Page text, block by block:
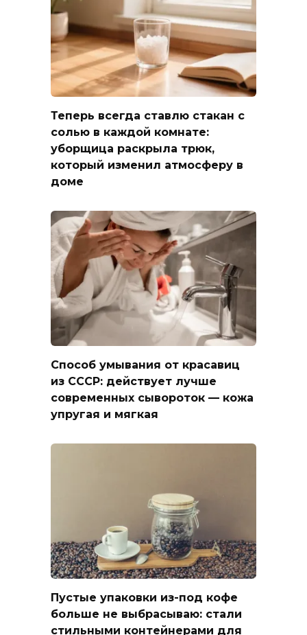
Теперь всегда ставлю стакан с
солью в каждой комнате:
уборщица раскрыла трюк,
который изменил атмосферу в
доме
Способ умывания от красавиц
из СССР: действует лучше
современных сывороток — кожа
упругая и мягкая
Пустые упаковки из-под кофе
больше не выбрасываю: стали
стильными контейнерами для